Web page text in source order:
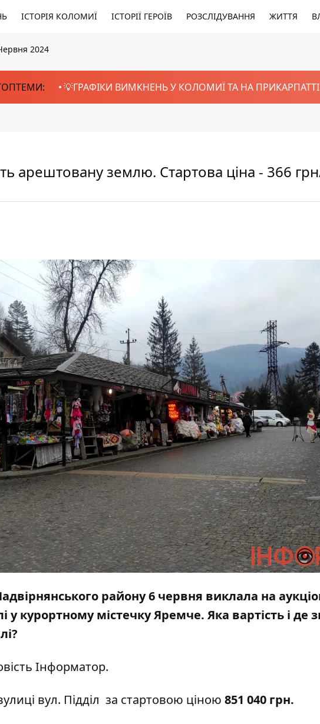
ІСТОРІЯ КОЛОМИЇ ІСТОРІЇ ГЕРОЇВ РОЗСЛІДУВАННЯ ЖИТТЯ
2024
💡ГРАФІКИ ВИМКНЕНЬ У КОЛОМИЇ ТА НА ПРИКАРПАТТІ
арештовану землю. Стартова ціна - 366
району 6 червня виклала на
у курортному містечку Яремче. Яка вартість і де
Інформатор.
вул. Підділ за стартовою ціною 851 040 грн.